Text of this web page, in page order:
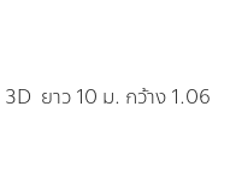
3D ยาว 10 ม. กว้าง 1.06